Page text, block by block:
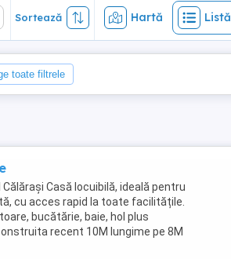
Sortează Hartă Listă
toate filtrele
Casă locuibilă, ideală pentru
cu acces rapid la toate facilitățile.
bucătărie, baie, hol plus
recent 10M lungime pe 8M